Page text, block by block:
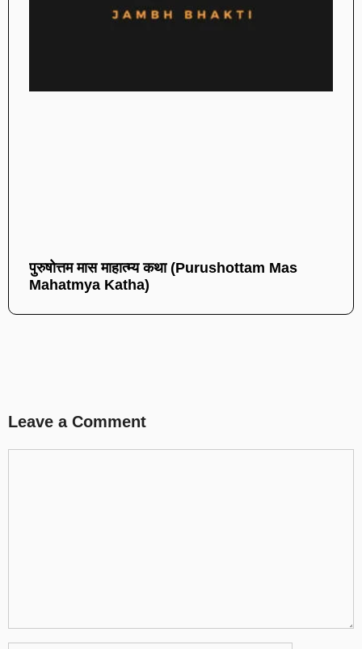
पुरुषोत्तम मास माहात्म्य कथा (Purushottam Mas
Mahatmya Katha)
Leave a Comment